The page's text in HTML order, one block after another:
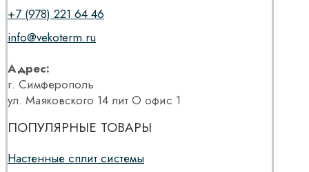
+7 (978) 221 64 46
info@vekoterm.ru
Адрес:
г. Симферополь
ул. Маяковского 14 лит О офис 1
ПОПУЛЯРНЫЕ ТОВАРЫ
Настенные сплит системы